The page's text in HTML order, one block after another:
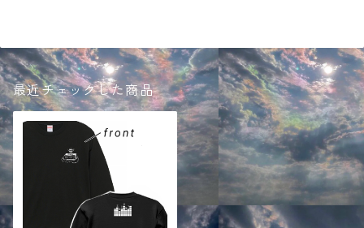
最近チェックした商品